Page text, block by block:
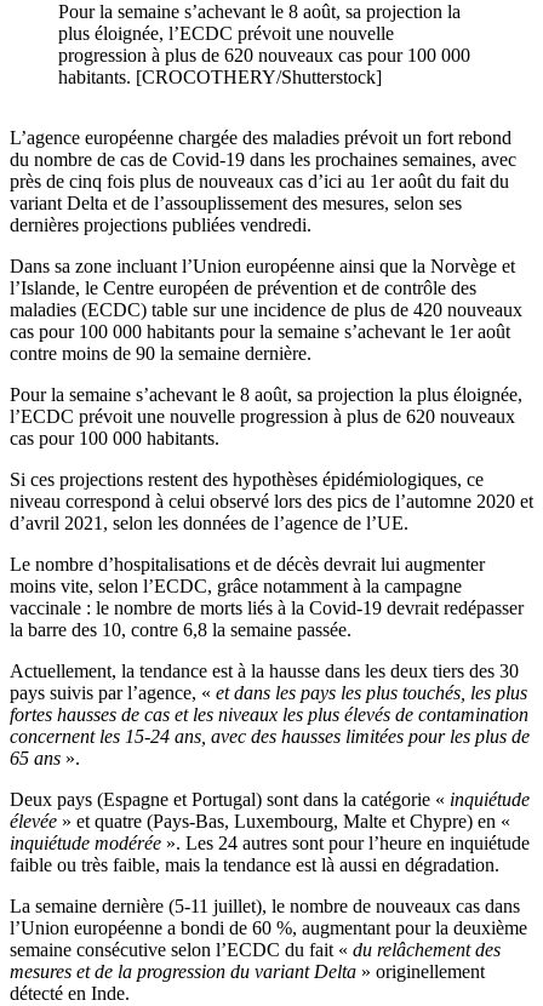
Pour la semaine s’achevant le 8 août, sa projection la
plus éloignée, l’ECDC prévoit une nouvelle
progression à plus de 620 nouveaux cas pour 100 000
habitants. [CROCOTHERY/Shutterstock]
L’agence européenne chargée des maladies prévoit un fort rebond
du nombre de cas de Covid-19 dans les prochaines semaines, avec
près de cinq fois plus de nouveaux cas d’ici au 1er août du fait du
variant Delta et de l’assouplissement des mesures, selon ses
dernières projections publiées vendredi.
Dans sa zone incluant l’Union européenne ainsi que la Norvège et
l’Islande, le Centre européen de prévention et de contrôle des
maladies (ECDC) table sur une incidence de plus de 420 nouveaux
cas pour 100 000 habitants pour la semaine s’achevant le 1er août
contre moins de 90 la semaine dernière.
Pour la semaine s’achevant le 8 août, sa projection la plus éloignée,
l’ECDC prévoit une nouvelle progression à plus de 620 nouveaux
cas pour 100 000 habitants.
Si ces projections restent des hypothèses épidémiologiques, ce
niveau correspond à celui observé lors des pics de l’automne 2020 et
d’avril 2021, selon les données de l’agence de l’UE.
Le nombre d’hospitalisations et de décès devrait lui augmenter
moins vite, selon l’ECDC, grâce notamment à la campagne
vaccinale : le nombre de morts liés à la Covid-19 devrait redépasser
la barre des 10, contre 6,8 la semaine passée.
Actuellement, la tendance est à la hausse dans les deux tiers des 30
pays suivis par l’agence, « et dans les pays les plus touchés, les plus
fortes hausses de cas et les niveaux les plus élevés de contamination
concernent les 15-24 ans, avec des hausses limitées pour les plus de
65 ans ».
Deux pays (Espagne et Portugal) sont dans la catégorie « inquiétude
élevée » et quatre (Pays-Bas, Luxembourg, Malte et Chypre) en «
inquiétude modérée ». Les 24 autres sont pour l’heure en inquiétude
faible ou très faible, mais la tendance est là aussi en dégradation.
La semaine dernière (5-11 juillet), le nombre de nouveaux cas dans
l’Union européenne a bondi de 60 %, augmentant pour la deuxième
semaine consécutive selon l’ECDC du fait « du relâchement des
mesures et de la progression du variant Delta » originellement
détecté en Inde.